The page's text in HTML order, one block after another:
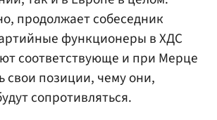
продолжает собеседник
функционеры в ХДС
соответствующе и при Мерце
свои позиции, чему они,
сопротивляться.